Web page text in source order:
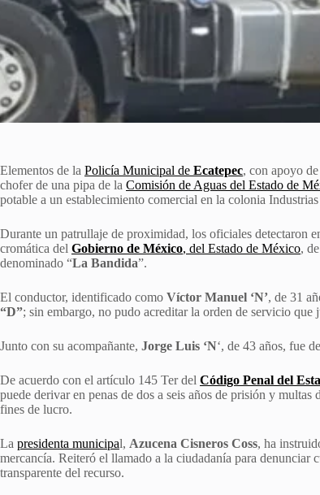
Elementos de la Policía Municipal de Ecatepec, con apoyo
chofer de una pipa de la Comisión de Aguas del Estado de
potable a un establecimiento comercial en la colonia
Durante un patrullaje de proximidad, los oficiales detectaron
cromática del Gobierno de México, del Estado de México, de
denominado “La Bandida”.
El conductor, identificado como Víctor Manuel ‘N’, de 31
“D”; sin embargo, no pudo acreditar la orden de servicio que
Junto con su acompañante, Jorge Luis ‘N‘, de 43 años, fue
De acuerdo con el artículo 145 Ter del Código Penal del
puede derivar en penas de dos a seis años de prisión y multas
fines de lucro.
La presidenta municipal, Azucena Cisneros Coss, ha
mercancía. Reiteró el llamado a la ciudadanía para
transparente del recurso.